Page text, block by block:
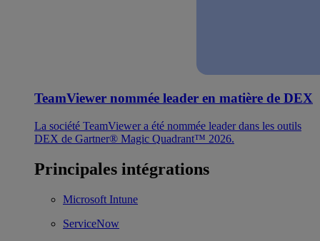
TeamViewer nommée leader en matière de DEX
La société TeamViewer a été nommée leader dans les outils
DEX de Gartner® Magic Quadrant™ 2026.
Principales intégrations
Microsoft Intune
ServiceNow